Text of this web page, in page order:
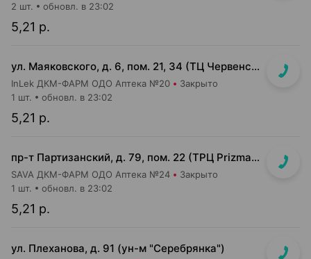
5,21 р.
2 шт. обновл. в 23:02
ул. Маяковского, д. 6, пом. 21, 34 (ТЦ Червенский, 1 этаж)
InLek ДКМ-ФАРМ ОДО Аптека №20 Закрыто
5,21 р.
1 шт. обновл. в 23:02
пр-т Партизанский, д. 79, пом. 22 (ТРЦ Prizma, 1 этаж вход возле м-на КРАВТ)
SAVA ДКМ-ФАРМ ОДО Аптека №24 Закрыто
5,21 р.
1 шт. обновл. в 23:02
ул. Плеханова, д. 91 (ун-м "Серебрянка")